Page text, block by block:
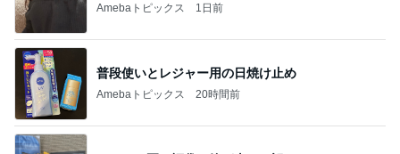
Amebaトピックス 1日前
普段使いとレジャー用の日焼け止め
Amebaトピックス 20時間前